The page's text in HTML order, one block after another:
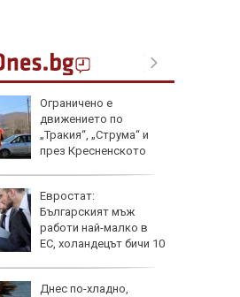
Ограничено е
движението по
„Тракия“, „Струма“ и
през Кресненското
Евростат:
Българският мъж
работи най-малко в
ЕС, холандецът бичи 10
Днес по-хладно,